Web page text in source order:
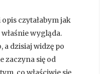
czytałabym jak
wygląda.
a dzisiaj widzę po
zaczyna się od